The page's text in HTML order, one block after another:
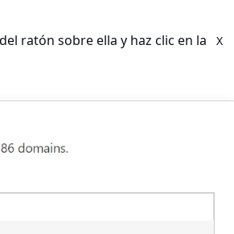
ratón sobre ella y haz clic en la
X